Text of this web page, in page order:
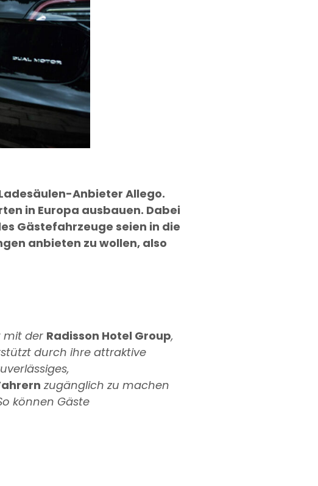
Anbieter Allego.
in Europa ausbauen. Dabei
Gästefahrzeuge seien in die
anbieten zu wollen, also
mit der Radisson Hotel Group,
durch ihre attraktive
zugänglich zu machen
können Gäste